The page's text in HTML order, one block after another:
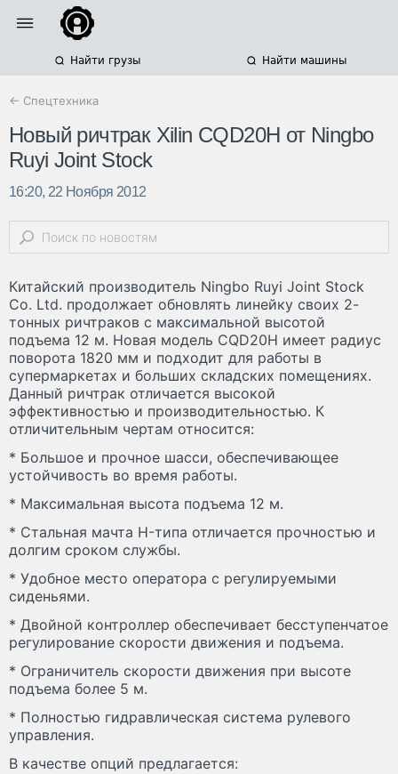
Найти грузы Найти машины
← Спецтехника
Новый ричтрак Xilin CQD20H от Ningbo
Ruyi Joint Stock
16:20, 22 Ноября 2012
Китайский производитель Ningbo Ruyi Joint Stock
Co. Ltd. продолжает обновлять линейку своих 2-
тонных ричтраков с максимальной высотой
подъема 12 м. Новая модель CQD20H имеет радиус
поворота 1820 мм и подходит для работы в
супермаркетах и больших складских помещениях.
Данный ричтрак отличается высокой
эффективностью и производительностью. К
отличительным чертам относится:
* Большое и прочное шасси, обеспечивающее
устойчивость во время работы.
* Максимальная высота подъема 12 м.
* Стальная мачта H-типа отличается прочностью и
долгим сроком службы.
* Удобное место оператора с регулируемыми
сиденьями.
* Двойной контроллер обеспечивает бесступенчатое
регулирование скорости движения и подъема.
* Ограничитель скорости движения при высоте
подъема более 5 м.
* Полностью гидравлическая система рулевого
управления.
В качестве опций предлагается: